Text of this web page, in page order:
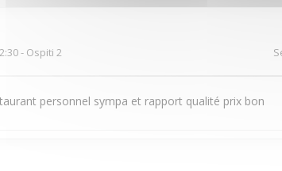
- Ospiti 2
personnel sympa et rapport qualité prix bon